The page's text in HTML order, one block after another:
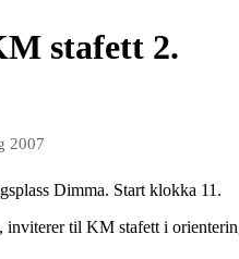
stafett 2.
2007
Dimma. Start klokka 11.
, inviterer til KM stafett i